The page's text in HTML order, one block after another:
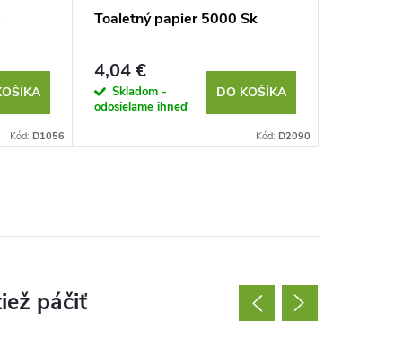
Kód: D1056
Toaletný papier 5000 Sk
4,04 €
Skladom -
odosielame ihneď
DO KOŠÍKA
Kód: D2090